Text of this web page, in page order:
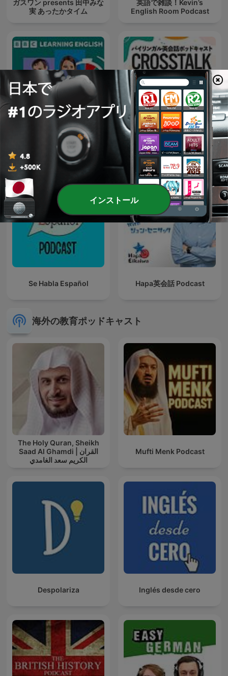
ガスワン presents 田中みな
実 あったかタイム
英語で雑談！Kevin’s
English Room Podcast
6 Minute English CROSSTALK 英会話
Se Habla Español Hapa英会話 Podcast
海外の教育ポッドキャスト
The Holy Quran, Sheikh
Saad Al Ghamdi | القران
الكريم سعد الغامدي
Mufti Menk Podcast
Despolariza Inglés desde cero
インストール